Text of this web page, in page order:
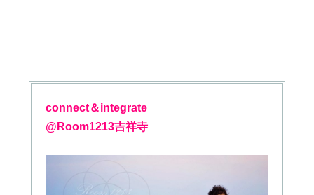
connect＆integrate
@Room1213吉祥寺